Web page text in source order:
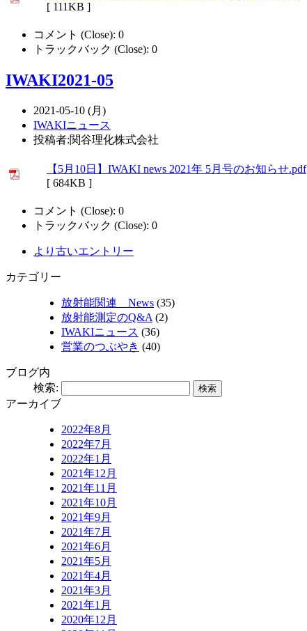
[ 111KB ]
コメント (Close): 0
トラックバック (Close): 0
IWAKI2021-05
2021-05-10 (月)
IWAKIニュース
投稿者:関谷理化株式会社
【5月10日】IWAKI news 2021年 5月号のお知らせ.pdf
[ 684KB ]
コメント (Close): 0
トラックバック (Close): 0
より古いエントリー
カテゴリー
放射能関連 News (35)
放射能測定のQ&A (2)
IWAKIニュース (36)
営業のつぶやき (40)
ブログ内
検索:
アーカイブ
2022年8月
2022年7月
2022年1月
2021年12月
2021年11月
2021年10月
2021年9月
2021年7月
2021年6月
2021年5月
2021年4月
2021年3月
2021年1月
2020年12月